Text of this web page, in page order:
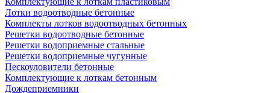
Лотки водоотводные бетонные
Комплекты лотков водоотводных бетонных
Решетки водоотводные бетонные
Решетки водоприемные стальные
Решетки водоприемные чугунные
Пескоуловители бетонные
Комплектующие к лоткам бетонным
Дождеприемники